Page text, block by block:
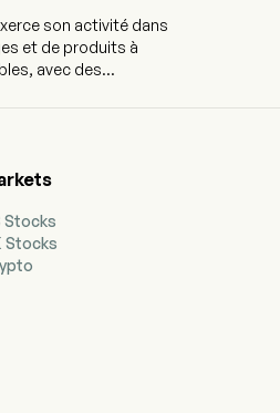
son activité dans
et de produits à
avec des
emballages et
à base de fibres
fibres cellulosiques
l'emballage industriel
d'emballages à
de protéger et
d'assurer le
la sécurité des
produit de la
du medium, du
recyclée, du
Stocks
Stocks